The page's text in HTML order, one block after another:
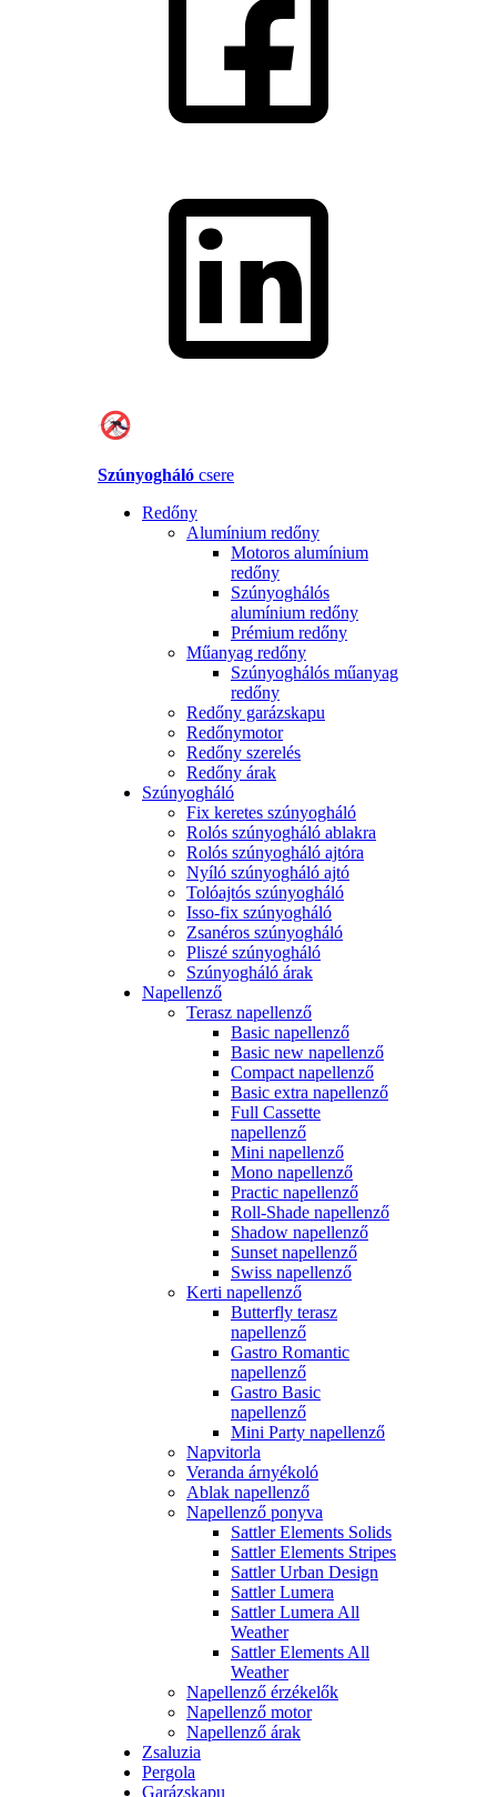
Szúnyogháló csere
Redőny
Alumínium redőny
Motoros alumínium
redőny
Szúnyoghálós
alumínium redőny
Prémium redőny
Műanyag redőny
Szúnyoghálós műanyag
redőny
Redőny garázskapu
Redőnymotor
Redőny szerelés
Redőny árak
Szúnyogháló
Fix keretes szúnyogháló
Rolós szúnyogháló ablakra
Rolós szúnyogháló ajtóra
Nyíló szúnyogháló ajtó
Tolóajtós szúnyogháló
Isso-fix szúnyogháló
Zsanéros szúnyogháló
Pliszé szúnyogháló
Szúnyogháló árak
Napellenző
Terasz napellenző
Basic napellenző
Basic new napellenző
Compact napellenző
Basic extra napellenző
Full Cassette
napellenző
Mini napellenző
Mono napellenző
Practic napellenző
Roll-Shade napellenző
Shadow napellenző
Sunset napellenző
Swiss napellenző
Kerti napellenző
Butterfly terasz
napellenző
Gastro Romantic
napellenző
Gastro Basic
napellenző
Mini Party napellenző
Napvitorla
Veranda árnyékoló
Ablak napellenző
Napellenző ponyva
Sattler Elements Solids
Sattler Elements Stripes
Sattler Urban Design
Sattler Lumera
Sattler Lumera All
Weather
Sattler Elements All
Weather
Napellenző érzékelők
Napellenző motor
Napellenző árak
Zsaluzia
Pergola
Garázskapu